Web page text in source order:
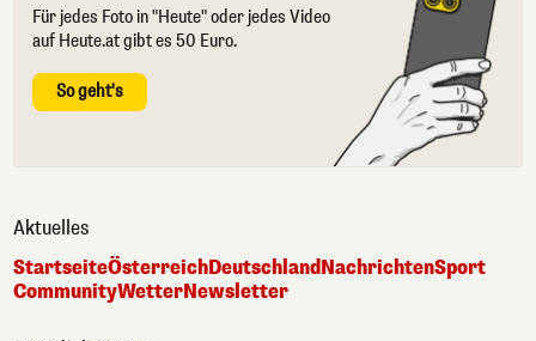
Für jedes Foto in "Heute" oder jedes Video
auf Heute.at gibt es 50 Euro.
So geht's
Aktuelles
StartseiteÖsterreichDeutschlandNachrichtenSport
CommunityWetterNewsletter